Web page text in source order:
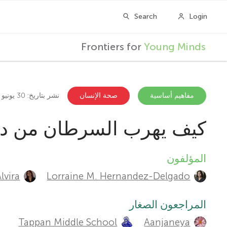
Frontiers for Young Minds
مفاهيم أساسية صحة الإنسان نشر بتاريخ: 30 يونيو 2026
كيف يهرب السرطان من
A
u
t
المؤلفون
Lorraine M. Hernandez-Delgado
المراجعون الصغار
Aanjaneya
Tappan Middle School